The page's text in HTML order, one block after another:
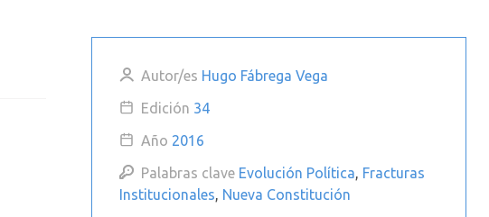
Autor/es Hugo Fábrega Vega
Edición 34
Año 2016
Palabras clave Evolución Política Fracturas
Institucionales Nueva Constitución